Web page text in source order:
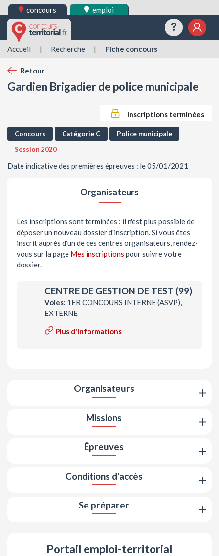
concours emploi
Accueil | Recherche | Fiche concours
Retour
Gardien Brigadier de police municipale
Inscriptions terminées
Concours Catégorie C
Police municipale
Session 2020
Date indicative des premières épreuves : le 05/01/2021
Organisateurs
Les inscriptions sont terminées : il n'est plus possible de
déposer un nouveau dossier d'inscription. Si vous êtes
inscrit auprès d'un de ces centres organisateurs, rendez-
vous sur la page Mes inscriptions pour suivre votre
dossier.
CENTRE DE GESTION DE TEST (99)
Voies: 1ER CONCOURS INTERNE (ASVP),
EXTERNE
Plus d'informations
Organisateurs
Missions
Épreuves
Conditions d'accès
Se préparer
Portail emploi-territorial